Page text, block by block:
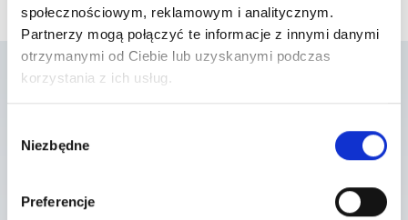
społecznościowym, reklamowym i analitycznym.
Partnerzy mogą połączyć te informacje z innymi danymi
otrzymanymi od Ciebie lub uzyskanymi podczas
korzystania z ich usług.
zgody
Niezbędne
Preferencje
których usługa jest
dostępna